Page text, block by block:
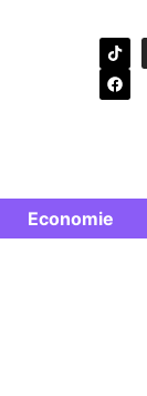
Economie